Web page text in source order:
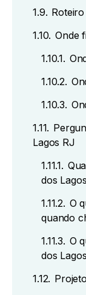
1.9.
1.10. Onde
1.10.1.
1.10.2.
1.10.3.
1.11.
Lagos RJ
1.11.1.
dos
1.11.2. O
quando
1.11.3. O
dos
1.12.